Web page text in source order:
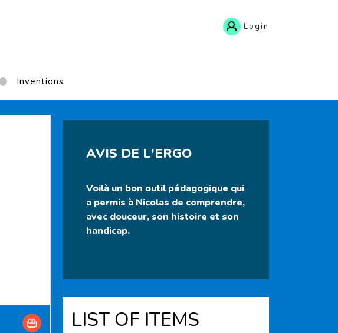
Login
Inventions
AVIS DE L'ERGO
Voilà un bon outil pédagogique qui
a permis à Nicolas de comprendre,
avec douceur, son histoire et son
handicap.
LIST OF ITEMS